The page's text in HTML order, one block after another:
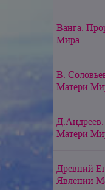
Ванга.
Мира
В.
Матери
Матери
Древний
Явлении